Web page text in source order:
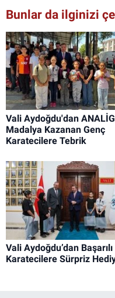
Bunlar da ilginizi
Vali Aydoğdu'dan
Madalya Kazanan Genç
Karatecilere Tebrik
Vali Aydoğdu’dan Başarılı
Karatecilere Sürpriz